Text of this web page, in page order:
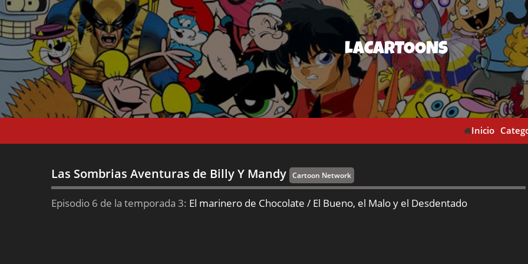
LACARTOONS
Inicio
Las Sombrias Aventuras de Billy Y Mandy Cartoon Network
Episodio 6 de la temporada 3: El marinero de Chocolate / El Bueno, el Malo y el Desdentado